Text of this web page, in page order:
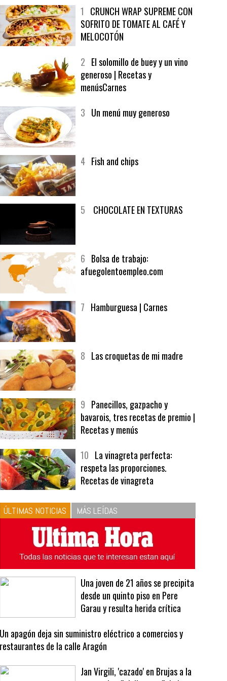
MÁS LEÍDO ÚLTIMAS PUBLICACIONES
SOFRITO DE TOMATE AL CAFÉ Y
MELOCOTÓN
generoso | Recetas y
afuegolentoempleo.com
bavarois, tres recetas de premio |
Recetas y menús
respeta las proporciones.
Recetas de vinagreta
ÚLTIMAS NOTICIAS MÁS LEÍDAS
desde un quinto piso en Pere
Garau y resulta herida crítica
Un apagón deja sin suministro eléctrico a comercios y